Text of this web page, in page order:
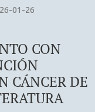
CON
CÁNCER DE
01-26